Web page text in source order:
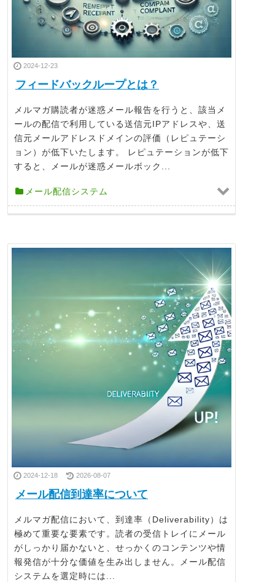
2024-12-23
フィードバックループとは？
メルマガ購読者が迷惑メール報告を行うと、該当メ
ールの配信で利用している送信元IPアドレスや、送
信元メールアドレスドメインの評価（レピュテーシ
ョン）が低下いたします。 レピュテーションが低下
すると、メールが迷惑メールボック...
メール配信システム
2024-12-18 2026-08-07
メール配信到達率について
メルマガ配信において、到達率（Deliverability）は
極めて重要な要素です。読者の受信トレイにメール
がしっかり届かないと、せっかくのコンテンツや情
報発信が十分な価値を生み出しません。メール配信
システムを選定時には...